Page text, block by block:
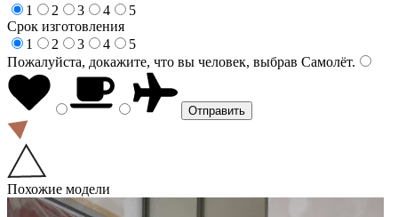
1
2 3 4
5
Срок изготовления
1
2 3 4
5
Пожалуйста, докажите, что вы человек, выбрав Самолёт.
Похожие модели